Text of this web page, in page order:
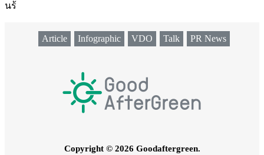
นร้
Article Infographic VDO Talk PR News
Copyright © 2026 Goodaftergreen.